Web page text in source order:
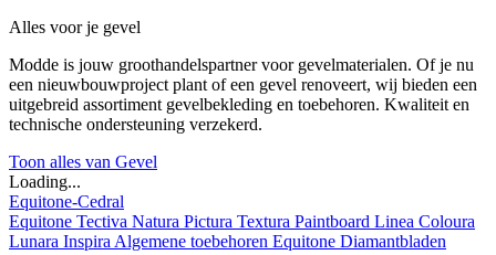
Alles voor je gevel
Modde is jouw groothandelspartner voor gevelmaterialen. Of je nu
een nieuwbouwproject plant of een gevel renoveert, wij bieden een
uitgebreid assortiment gevelbekleding en toebehoren. Kwaliteit en
technische ondersteuning verzekerd.
Toon alles van Gevel
Loading...
Equitone-Cedral
Equitone Tectiva Natura Pictura Textura Paintboard Linea Coloura
Lunara Inspira Algemene toebehoren Equitone Diamantbladen